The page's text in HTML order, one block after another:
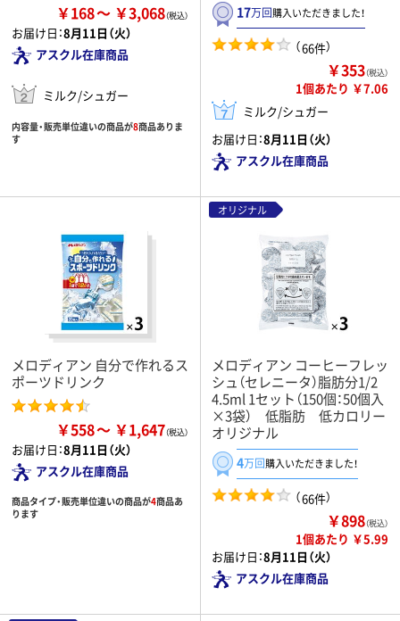
￥168 ￥3,068
お届け日：8月11日（火）
アスクル在庫商品
ミルク/シュガー
内容量・販売単位違いの商品が8商品ありま
す
17万回購入いただきました！
（66件）
￥353（税込）
1個あたり ￥7.06
ミルク/シュガー
お届け日：8月11日（火）
アスクル在庫商品
メロディアン 自分で作れるス
ポーツドリンク
￥558 ￥1,647
お届け日：8月11日（火）
アスクル在庫商品
商品タイプ・販売単位違いの商品が4商品あ
ります
オリジナル
メロディアン コーヒーフレッ
シュ（セレニータ）脂肪分1/2
4.5ml 1セット（150個：50個入
×3袋） 低脂肪 低カロリー
オリジナル
4万回購入いただきました！
（66件）
￥898（税込）
1個あたり ￥5.99
お届け日：8月11日（火）
アスクル在庫商品